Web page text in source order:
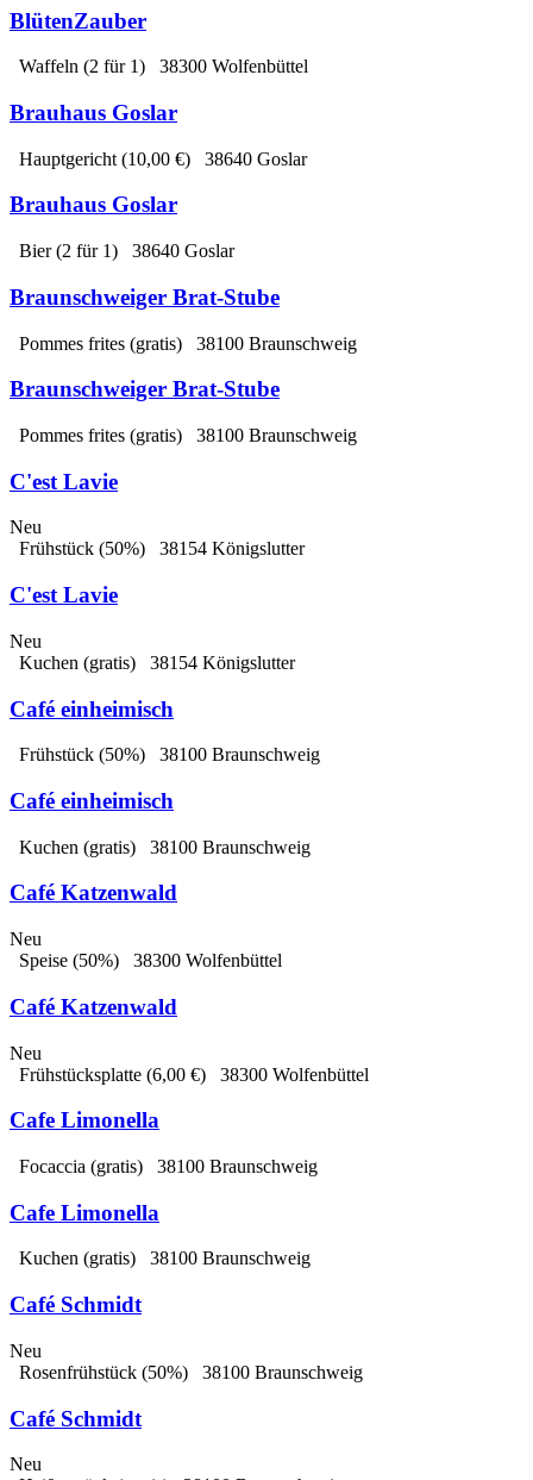
BlütenZauber
Waffeln (2 für 1) 38300 Wolfenbüttel
Brauhaus Goslar
Hauptgericht (10,00 €) 38640 Goslar
Brauhaus Goslar
Bier(2 für 1) 38640 Goslar
Braunschweiger Brat-Stube
Pommes frites (gratis) 38100 Braunschweig
Braunschweiger Brat-Stube
Pommes frites (gratis) 38100 Braunschweig
C'est Lavie
Neu
Frühstück (50%) 38154 Königslutter
C'est Lavie
Neu
Kuchen (gratis) 38154 Königslutter
Café einheimisch
Frühstück (50%) 38100 Braunschweig
Café einheimisch
Kuchen (gratis) 38100 Braunschweig
Café Katzenwald
Neu
Speise (50%) 38300 Wolfenbüttel
Café Katzenwald
Neu
Frühstücksplatte (6,00 €) 38300 Wolfenbüttel
Cafe Limonella
Focaccia (gratis) 38100 Braunschweig
Cafe Limonella
Kuchen (gratis) 38100 Braunschweig
Café Schmidt
Neu
Rosenfrühstück (50%) 38100 Braunschweig
Café Schmidt
Neu